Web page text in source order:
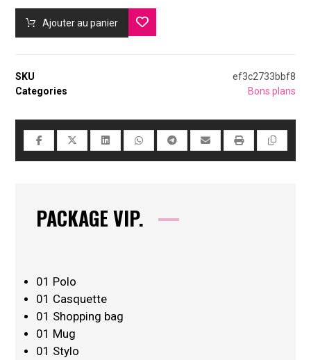
Ajouter au panier
SKU
ef3c2733bbf8
Categories
Bons plans
PACKAGE VIP.
01 Polo
01 Casquette
01 Shopping bag
01 Mug
01 Stylo